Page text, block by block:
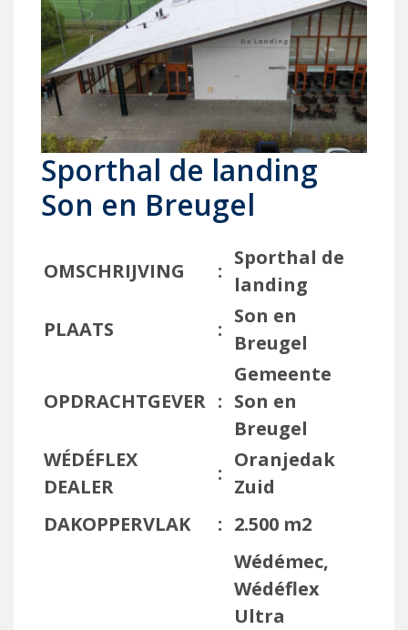
Sporthal de landing
Son en Breugel
OMSCHRIJVING :
Sporthal de
landing
PLAATS
:
Son en
Breugel
OPDRACHTGEVER :
Gemeente
Son en
Breugel
WÉDÉFLEX
DEALER
:
Oranjedak
Zuid
DAKOPPERVLAK
: 2.500 m2
Wédémec,
Wédéflex
Ultra